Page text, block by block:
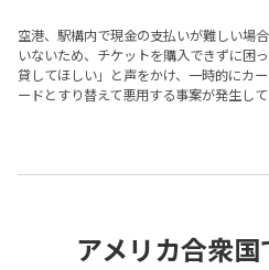
空港、駅構内で現金の支払いが難しい場
いないため、チケットを購入できずに困
貸してほしい」と声をかけ、一時的にカ
ードとすり替えて悪用する事案が発生し
アメリカ合衆